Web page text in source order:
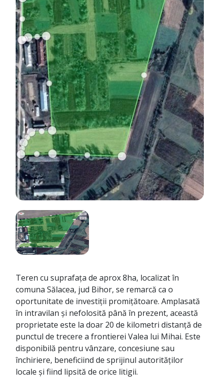
Teren cu suprafața de aprox 8ha, localizat în
comuna Sălacea, jud Bihor, se remarcă ca o
oportunitate de investiții promițătoare. Amplasată
în intravilan și nefolosită până în prezent, această
proprietate este la doar 20 de kilometri distanță de
punctul de trecere a frontierei Valea lui Mihai. Este
disponibilă pentru vânzare, concesiune sau
închiriere, beneficiind de sprijinul autorităților
locale și fiind lipsită de orice litigii.